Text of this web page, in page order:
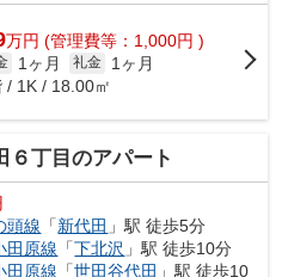
きる...
万円 (管理費等：1,000円 )
1ヶ月 礼金
1ヶ月
/ 1K / 18.00㎡
６丁目のアパート
頭線 「新代田 」駅 徒歩5分
田原線 「下北沢 」駅 徒歩10分
田原線 「世田谷代田 」駅 徒歩10